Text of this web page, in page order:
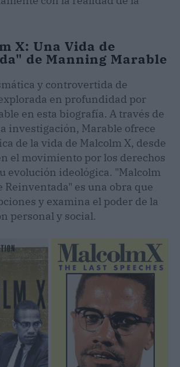
X: Una Vida de
de Manning Marable
y controvertida de
en profundidad por
en esta biografía. A través de
investigación, Marable ofrece
de la vida de Malcolm X, desde
el movimiento por los derechos
evolución ideológica. "Malcolm
Reinventada" es una obra que
y examina el poder de la
personal y social.